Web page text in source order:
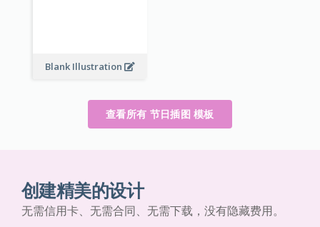
Blank Illustration
查看所有 节日插图 模板
创建精美的设计
无需信用卡、无需合同、无需下载，没有隐藏费用。